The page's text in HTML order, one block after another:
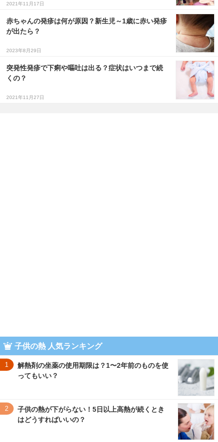
2021年11月17日
赤ちゃんの発疹は何が原因？新生児～1歳に赤い発疹
が出たら？
2023年8月29日
突発性発疹で下痢や嘔吐は出る？症状はいつまで続
くの？
2021年11月27日
子供の熱 人気ランキング
1
解熱剤の坐薬の使用期限は？1〜2年前のものを使
ってもいい？
2
子供の熱が下がらない！5日以上高熱が続くとき
はどうすればいいの？